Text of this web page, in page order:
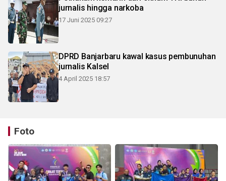
jurnalis hingga narkoba
17 Juni 2025 09:27
DPRD Banjarbaru kawal kasus pembunuhan
jurnalis Kalsel
4 April 2025 18:57
Foto